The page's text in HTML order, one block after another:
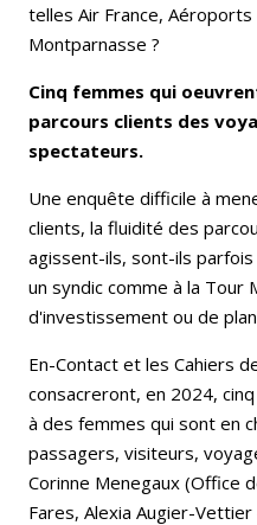
telles Air France, Aéroports
Montparnasse ?
Cinq femmes qui
parcours clients des
spectateurs.
Une enquête difficile à
clients, la fluidité des
agissent-ils, sont-ils
un syndic comme à la Tour
d'investissement ou de
En-Contact et les Cahiers
consacreront, en 2024,
à des femmes qui sont en
passagers, visiteurs,
Corinne Menegaux (Office
Fares, Alexia Augier-